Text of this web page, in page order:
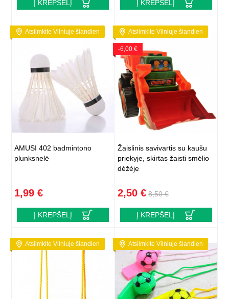
Į KREPŠELĮ Į KREPŠELĮ
Atsiimkite Vilniuje šiandien
AMUSI 402 badmintono
plunksnelė
1,99 €
Į KREPŠELĮ
Atsiimkite Vilniuje šiandien
-6,00 €
Žaislinis savivartis su kaušu
priekyje, skirtas žaisti smėlio
dėžėje
2,50 € 8,50 €
Į KREPŠELĮ
Atsiimkite Vilniuje šiandien Atsiimkite Vilniuje šiandien